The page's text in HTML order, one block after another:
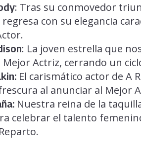
: Tras su conmovedor
regresa con su elegancia
: La joven estrella que
Mejor Actriz, cerrando un
El carismático actor de A
al anunciar al Mejor
Nuestra reina de la
celebrar el talento